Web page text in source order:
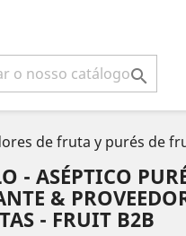

de fruta y purés de
- ASÉPTICO
&
- FRUIT B2B